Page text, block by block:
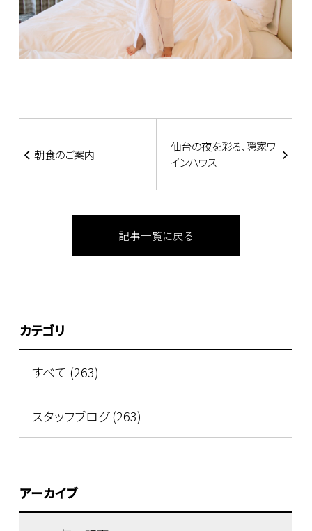
朝食のご案内
仙台の夜を彩る、隠家ワ
インハウス
記事一覧に戻る
カテゴリ
すべて (263)
スタッフブログ (263)
アーカイブ